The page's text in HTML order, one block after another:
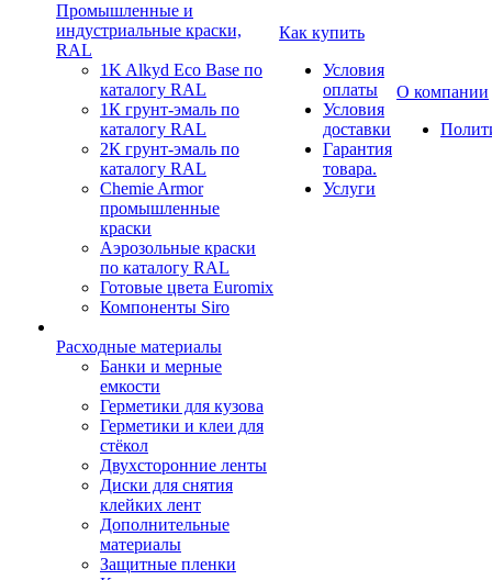
Промышленные и
индустриальные краски,
RAL
1K Alkyd Eco Base по
каталогу RAL
1К грунт-эмаль по
каталогу RAL
2К грунт-эмаль по
каталогу RAL
Chemie Armor
промышленные
краски
Аэрозольные краски
по каталогу RAL
Готовые цвета Euromix
Компоненты Siro
Расходные материалы
Банки и мерные
емкости
Герметики для кузова
Герметики и клеи для
стёкол
Двухсторонние ленты
Диски для снятия
клейких лент
Дополнительные
материалы
Защитные пленки
Как купить
Условия
оплаты
Условия
доставки
Гарантия
товара.
Услуги
О компании